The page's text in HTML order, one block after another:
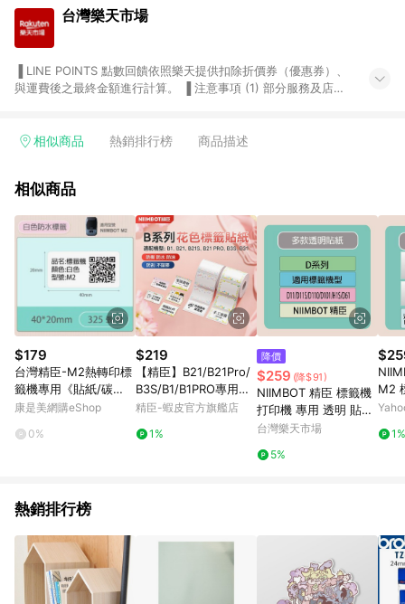
台灣樂天市場
與運費後之最終金額進行計算。 ▐ 注意事項 (1) 部分服務及店家
Smart mobile、神腦生活、JS巨盛、樂天KOBO電子書，請詳閱
台灣樂天市場，並在同一瀏覽器於24小時內結帳，才享有 LINE
市場 45 天內完成訂單出貨及結帳，則不符合贈點資格。 (4) 如
使用APP、或中途瀏覽比價網、回饋網、Google等其他網頁、或
由網頁版(電腦版/手機版網頁)切換為App都將會造成追蹤中斷而
無法進行 LINE POINTS 回饋。 (5) LINE 購物為購物資訊整合性
平台，商品資料更新會有時間差，如顯示之商品規格、顏色、價
位、贈品與台灣樂天市場銷售網頁不符，以銷售網頁標示為準。
(6) 導購訂單已逾 365 天，根據台灣樂天回饋規定，逾期訂單將
不符合回饋資格。 (7) 若上述或其他原因，致使消費者無接收到
點數回饋或點數回饋有爭議，台灣樂天市場保有更改條款與法律
追訴之權利，活動詳情以樂天市場網站公告為準。
相似商品 熱銷排行榜 商品描述
相似商品
$179
台灣精臣-M2熱轉印標
籤機專用《貼紙/碳
帶》台灣公司貨 原廠標
康是美網購eShop
0%
$219
【精臣】B21/B21Pro/
B3S/B1/B1PRO專用可
愛卡通彩色花樣標籤貼
花紋條碼標籤紙
精臣-蝦皮官方旗艦店
1%
降價
$259 (降$91)
NIIMBOT 精臣 標籤機
打印機 專用 透明 貼紙
D110/D11S/D101/H1S/
領券最高折$220
台灣樂天市場
5%
M2
貼紙
1%
熱銷排行榜